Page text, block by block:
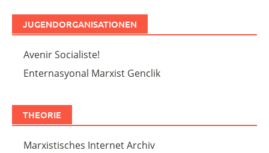
JUGENDORGANISATIONEN
Avenir Socialiste!
Enternasyonal Marxist Genclik
THEORIE
Marxistisches Internet Archiv